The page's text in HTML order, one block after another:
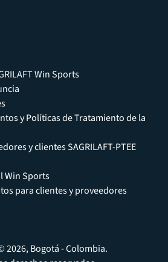
Win Sports
y Políticas de Tratamiento de la
y clientes SAGRILAFT-PTEE
Win Sports
para clientes y proveedores
2026, Bogotá - Colombia.